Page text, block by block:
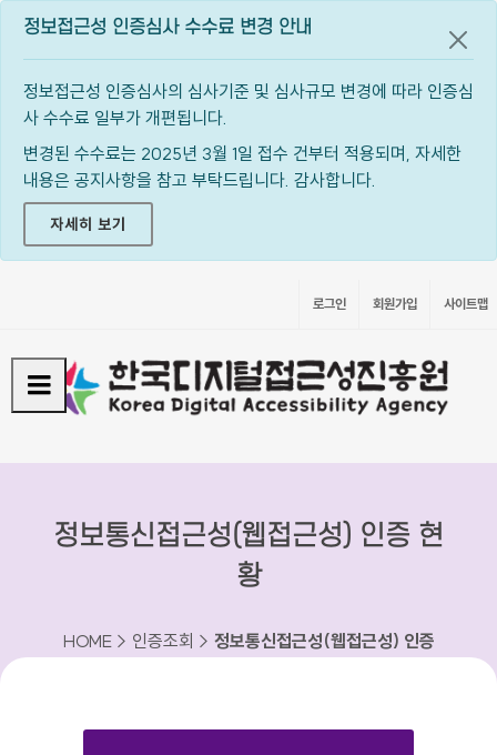
정보접근성 인증심사 수수료 변경 안내
정보접근성 인증심사의 심사기준 및 심사규모 변경에 따라 인증심
사 수수료 일부가 개편됩니다.
변경된 수수료는 2025년 3월 1일 접수 건부터 적용되며, 자세한
내용은 공지사항을 참고 부탁드립니다. 감사합니다.
자세히 보기
공지
로그인 회원가입 사이트맵
정보통신접근성(웹접근성) 인증 현
황
HOME > 인증조회 > 정보통신접근성(웹접근성) 인증